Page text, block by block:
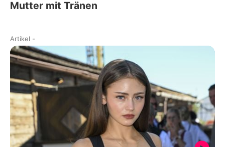
Mutter mit Tränen
Artikel -